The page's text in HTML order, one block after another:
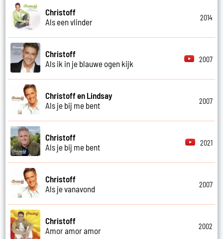
Christoff
Als een vlinder
2014
Christoff
Als ik in je blauwe ogen kijk
2007
Christoff en Lindsay
Als je bij me bent
2007
Christoff
Als je bij me bent
2021
Christoff
Als je vanavond
2007
Christoff
Amor amor amor
2002